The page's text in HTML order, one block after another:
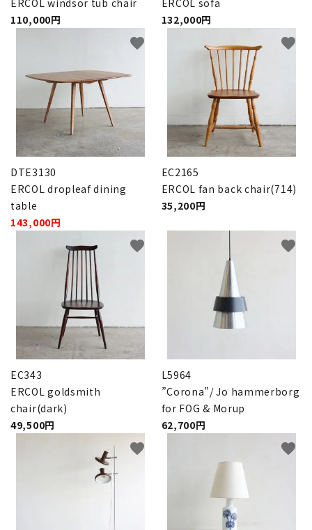
ERCOL windsor tub chair
110,000円
ERCOL sofa
132,000円
DTE3130
ERCOL dropleaf dining
table
143,000円
favorite
EC2165
ERCOL fan back chair(714)
35,200円
favorite
EC343
ERCOL goldsmith
chair(dark)
49,500円
favorite
L5964
”Corona”/ Jo hammerborg
for FOG & Morup
62,700円
favorite
favorite favorite